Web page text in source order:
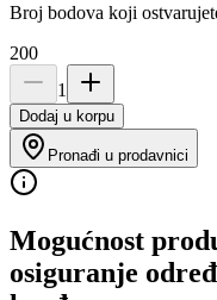
Broj bodova koji
200
1
Dodaj u korpu
Pronađi u prodavnici
Mogućnost
osiguranje